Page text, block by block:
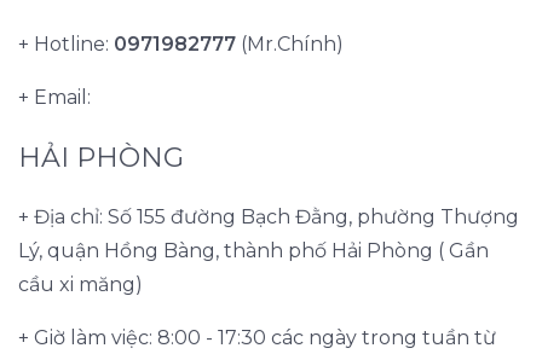
+ Hotline: 0971982777 (Mr.Chính)
+ Email:
HẢI PHÒNG
+ Địa chỉ: Số 155 đường Bạch Đằng, phường Thượng
Lý, quận Hồng Bàng, thành phố Hải Phòng ( Gần
cầu xi măng)
+ Giờ làm việc: 8:00 - 17:30 các ngày trong tuần từ